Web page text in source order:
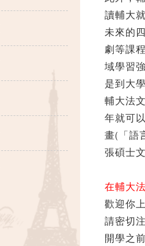
讀輔大
未來的
劇等課
域學習
是到大
輔大法
年就可
畫(「語
張碩士
在輔大
歡迎你
請密切
開學之